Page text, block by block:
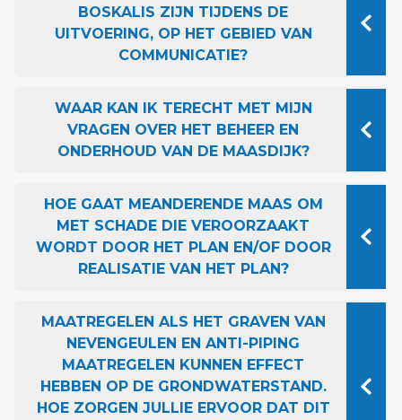
BOSKALIS ZIJN TIJDENS DE
UITVOERING, OP HET GEBIED VAN
COMMUNICATIE?
WAAR KAN IK TERECHT MET MIJN
VRAGEN OVER HET BEHEER EN
ONDERHOUD VAN DE MAASDIJK?
HOE GAAT MEANDERENDE MAAS OM
MET SCHADE DIE VEROORZAAKT
WORDT DOOR HET PLAN EN/OF DOOR
REALISATIE VAN HET PLAN?
MAATREGELEN ALS HET GRAVEN VAN
NEVENGEULEN EN ANTI-PIPING
MAATREGELEN KUNNEN EFFECT
HEBBEN OP DE GRONDWATERSTAND.
HOE ZORGEN JULLIE ERVOOR DAT DIT